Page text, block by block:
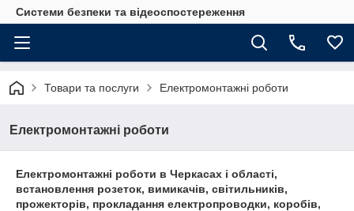
Системи безпеки та відеоспостереження
Товари та послуги Електромонтажні роботи
Електромонтажні роботи
Електромонтажні роботи в Черкасах і області,
встановлення розеток, вимикачів, світильників,
прожекторів, прокладання електропроводки, коробів,